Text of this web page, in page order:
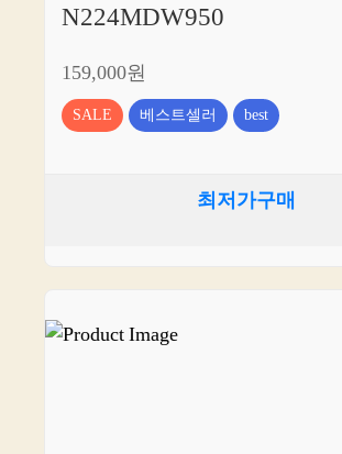
N224MDW950
159,000원
SALE 베스트셀러 best
최저가구매